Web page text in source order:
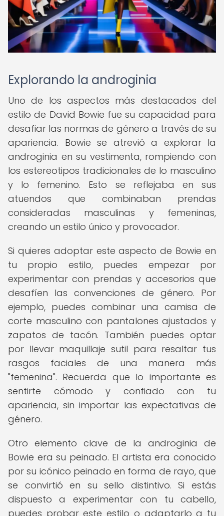
Explorando la androginia
Uno de los aspectos más destacados del
estilo de David Bowie fue su capacidad para
desafiar las normas de género a través de su
apariencia. Bowie se atrevió a explorar la
androginia en su vestimenta, rompiendo con
los estereotipos tradicionales de lo masculino
y lo femenino. Esto se reflejaba en sus
atuendos que combinaban prendas
consideradas masculinas y femeninas,
creando un estilo único y provocador.
Si quieres adoptar este aspecto de Bowie en
tu propio estilo, puedes empezar por
experimentar con prendas y accesorios que
desafíen las convenciones de género. Por
ejemplo, puedes combinar una camisa de
corte masculino con pantalones ajustados y
zapatos de tacón. También puedes optar
por llevar maquillaje sutil para resaltar tus
rasgos faciales de una manera más
"femenina". Recuerda que lo importante es
sentirte cómodo y confiado con tu
apariencia, sin importar las expectativas de
género.
Otro elemento clave de la androginia de
Bowie era su peinado. El artista era conocido
por su icónico peinado en forma de rayo, que
se convirtió en su sello distintivo. Si estás
dispuesto a experimentar con tu cabello,
puedes probar este estilo o adaptarlo a tu